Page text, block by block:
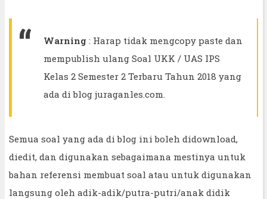
Warning : Harap tidak mengcopy paste dan
mempublish ulang Soal UKK / UAS IPS
Kelas 2 Semester 2 Terbaru Tahun 2018 yang
ada di blog juraganles.com.
Semua soal yang ada di blog ini boleh didownload,
diedit, dan digunakan sebagaimana mestinya untuk
bahan referensi membuat soal atau untuk digunakan
langsung oleh adik-adik/putra-putri/anak didik